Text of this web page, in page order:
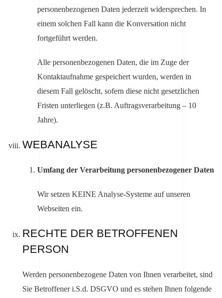
personenbezogenen Daten jederzeit widersprechen. In
einem solchen Fall kann die Konversation nicht
fortgeführt werden.
Alle personenbezogenen Daten, die im Zuge der
Kontaktaufnahme gespeichert wurden, werden in
diesem Fall gelöscht, sofern diese nicht gesetzlichen
Fristen unterliegen (z.B. Auftragsverarbeitung – 10
Jahre).
WEBANALYSE
Umfang der Verarbeitung personenbezogener Daten
Wir setzen KEINE Analyse-Systeme auf unseren
Webseiten ein.
RECHTE DER BETROFFENEN
PERSON
Werden personenbezogene Daten von Ihnen verarbeitet, sind
Sie Betroffener i.S.d. DSGVO und es stehen Ihnen folgende